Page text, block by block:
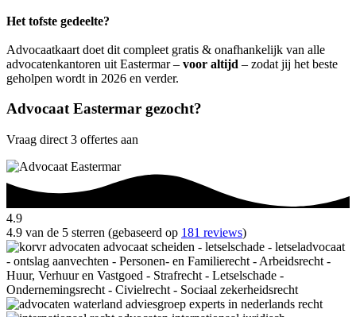
Het tofste gedeelte?
Advocaatkaart doet dit compleet gratis & onafhankelijk van alle
advocatenkantoren uit Eastermar – voor altijd – zodat jij het beste
geholpen wordt in 2026 en verder.
Advocaat Eastermar gezocht?
Vraag direct 3 offertes aan
4.9
4.9 van de 5 sterren (gebaseerd op 181 reviews)